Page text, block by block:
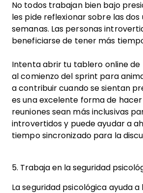
No todos trabajan bien bajo
les pide reflexionar sobre las dos
semanas. Las personas
beneficiarse de tener más
Intenta abrir tu tablero online
al comienzo del sprint para
a contribuir cuando se sientan
es una excelente forma de hacer
reuniones sean más inclusivas
introvertidos y puede ayudar a
tiempo sincronizado para la
5. Trabaja en la seguridad
La seguridad psicológica ayuda